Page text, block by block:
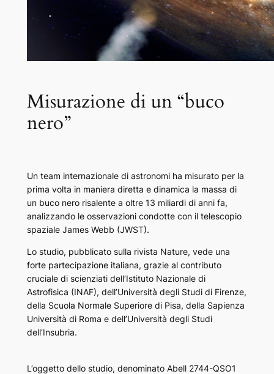
Misurazione di un “buco
nero”
Un team internazionale di astronomi ha misurato per la
prima volta in maniera diretta e dinamica la massa di
un buco nero risalente a oltre 13 miliardi di anni fa,
analizzando le osservazioni condotte con il telescopio
spaziale James Webb (JWST).
Lo studio, pubblicato sulla rivista Nature, vede una
forte partecipazione italiana, grazie al contributo
cruciale di scienziati dell’Istituto Nazionale di
Astrofisica (INAF), dell’Università degli Studi di Firenze,
della Scuola Normale Superiore di Pisa, della Sapienza
Università di Roma e dell’Università degli Studi
dell’Insubria.
L’oggetto dello studio, denominato Abell 2744-QSO1